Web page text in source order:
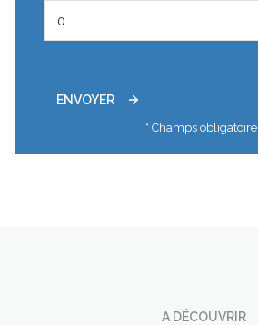
ENVOYER
* Champs
A DÉCOUVRIR